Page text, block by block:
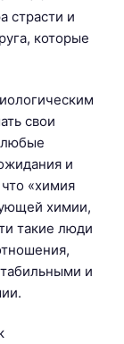
страсти и
которые
свои
любые
и
«химия
химии,
такие люди
и